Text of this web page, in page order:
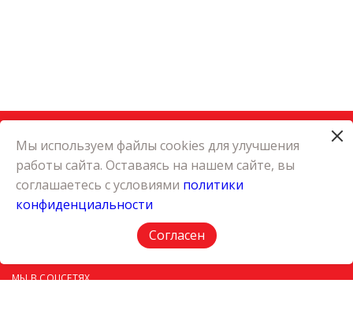
КАТАЛОГ
КАРЬЕРА
О КОМПАНИИ
ПОЛИТИКА КОНФИДЕНЦИАЛЬНОСТИ
МЫ В СОЦСЕТЯХ
Мы используем файлы cookies для улучшения
работы сайта. Оставаясь на нашем сайте, вы
соглашаетесь с условиями политики
конфиденциальности
Согласен